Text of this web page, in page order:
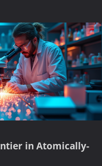
in Atomically-